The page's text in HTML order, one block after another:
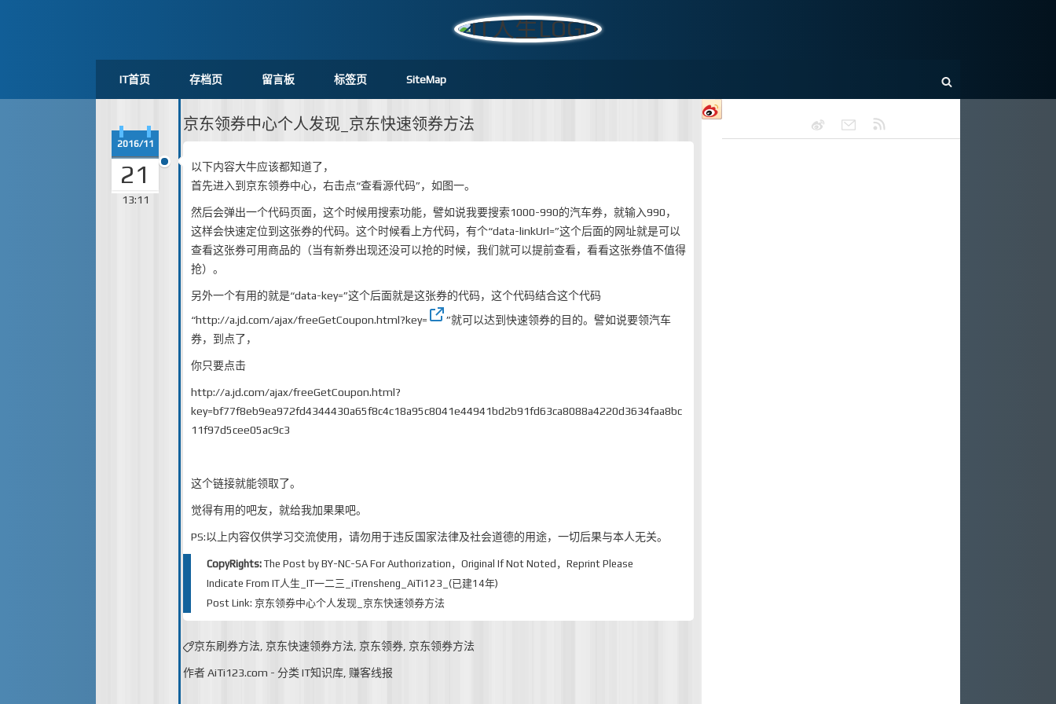
IT首页 存档页 留言板 标签页 SiteMap
京东领券中心个人发现_京东快速领券方法
2016/11
21
13:11
以下内容大牛应该都知道了，
首先进入到京东领券中心，右击点“查看源代码”，如图一。
然后会弹出一个代码页面，这个时候用搜索功能，譬如说我要搜索1000-990的汽车券，就输入990，
这样会快速定位到这张券的代码。这个时候看上方代码，有个“data-linkUrl=”这个后面的网址就是可以
查看这张券可用商品的（当有新券出现还没可以抢的时候，我们就可以提前查看，看看这张券值不值得
抢）。
另外一个有用的就是“data-key=”这个后面就是这张券的代码，这个代码结合这个代码
“http://a.jd.com/ajax/freeGetCoupon.html?key=
”就可以达到快速领券的目的。譬如说要领汽车
券，到点了，
你只要点击
http://a.jd.com/ajax/freeGetCoupon.html?
key=bf77f8eb9ea972fd4344430a65f8c4c18a95c8041e44941bd2b91fd63ca8088a4220d3634faa8bc
11f97d5cee05ac9c3
这个链接就能领取了。
觉得有用的吧友，就给我加果果吧。
PS:以上内容仅供学习交流使用，请勿用于违反国家法律及社会道德的用途，一切后果与本人无关。
CopyRights:The Post byBY-NC-SA For Authorization，Original If Not Noted，Reprint Please
Indicate FromIT人生_IT一二三_iTrensheng_AiTi123_(已建14年)
Post Link:京东领券中心个人发现_京东快速领券方法
京东刷券方法 京东快速领券方法 京东领券 京东领券方法
作者AiTi123.com - 分类IT知识库 赚客线报